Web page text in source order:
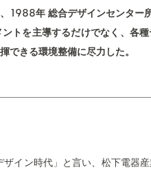
1988年 総合デザインセンター
トを主導するだけでなく、各
できる環境整備に尽力した。
イン時代」と言い、松下電器